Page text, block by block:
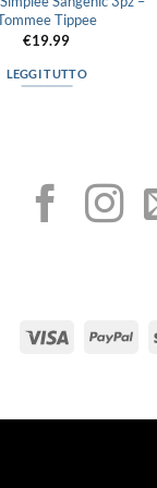
Tippee
€19.99
LEGGI TUTTO